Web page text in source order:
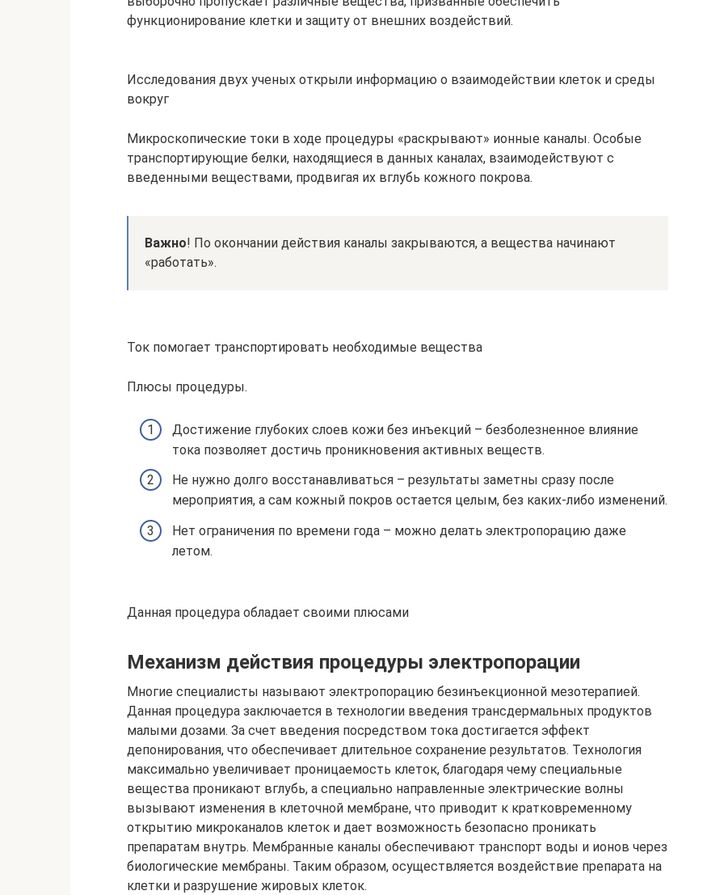
функционирование клетки и защиту от внешних воздействий.
Исследования двух ученых открыли информацию о взаимодействии клеток и среды
вокруг
Микроскопические токи в ходе процедуры «раскрывают» ионные каналы. Особые
транспортирующие белки, находящиеся в данных каналах, взаимодействуют с
введенными веществами, продвигая их вглубь кожного покрова.
Важно! По окончании действия каналы закрываются, а вещества начинают
«работать».
Ток помогает транспортировать необходимые вещества
Плюсы процедуры.
Достижение глубоких слоев кожи без инъекций – безболезненное влияние
тока позволяет достичь проникновения активных веществ.
Не нужно долго восстанавливаться – результаты заметны сразу после
мероприятия, а сам кожный покров остается целым, без каких-либо изменений.
Нет ограничения по времени года – можно делать электропорацию даже
летом.
Данная процедура обладает своими плюсами
Механизм действия процедуры электропорации
Многие специалисты называют электропорацию безинъекционной мезотерапией.
Данная процедура заключается в технологии введения трансдермальных продуктов
малыми дозами. За счет введения посредством тока достигается эффект
депонирования, что обеспечивает длительное сохранение результатов. Технология
максимально увеличивает проницаемость клеток, благодаря чему специальные
вещества проникают вглубь, а специально направленные электрические волны
вызывают изменения в клеточной мембране, что приводит к кратковременному
открытию микроканалов клеток и дает возможность безопасно проникать
препаратам внутрь. Мембранные каналы обеспечивают транспорт воды и ионов через
биологические мембраны. Таким образом, осуществляется воздействие препарата на
клетки и разрушение жировых клеток.